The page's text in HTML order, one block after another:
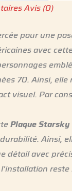
Avis (0)
pour une
avec
70. Ainsi,
visuel. Par
Plaque
Ainsi,
détail avec